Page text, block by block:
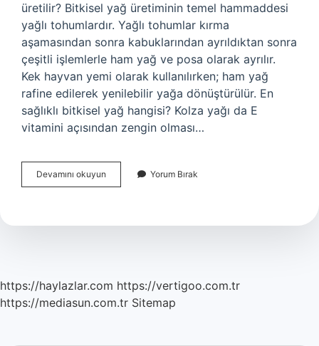
üretilir? Bitkisel yağ üretiminin temel hammaddesi
yağlı tohumlardır. Yağlı tohumlar kırma
aşamasından sonra kabuklarından ayrıldıktan sonra
çeşitli işlemlerle ham yağ ve posa olarak ayrılır.
Kek hayvan yemi olarak kullanılırken; ham yağ
rafine edilerek yenilebilir yağa dönüştürülür. En
sağlıklı bitkisel yağ hangisi? Kolza yağı da E
vitamini açısından zengin olması…
Devamını okuyun
Yağ
Yorum Bırak
https://haylazlar.com https://vertigoo.com.tr
https://mediasun.com.tr Sitemap